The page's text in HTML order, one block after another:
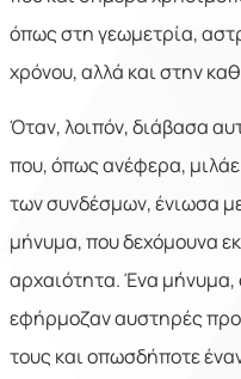
όπως στη γεωμετρία,
χρόνου, αλλά και στην
Όταν, λοιπόν, διάβασα
που, όπως ανέφερα,
των συνδέσμων, ένιωσα
μήνυμα, που δεχόμουνα
αρχαιότητα. Ένα μήνυμα,
εφήρμοζαν αυστηρές
τους και οπωσδήποτε